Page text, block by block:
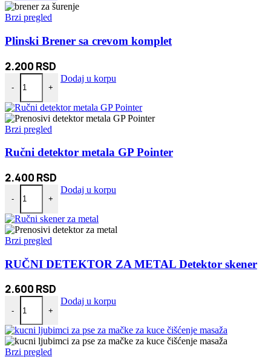
Brzi pregled
Plinski Brener sa crevom komplet
2.200 RSD
-
Plinski Brener sa crevom komplet količina
+
Dodaj u korpu
Brzi pregled
Ručni detektor metala GP Pointer
2.400 RSD
-
Ručni detektor metala GP Pointer količina
+
Dodaj u korpu
Brzi pregled
RUČNI DETEKTOR ZA METAL Detektor skener
2.600 RSD
-
RUČNI DETEKTOR ZA METAL Detektor skener količina
+
Dodaj u korpu
Brzi pregled